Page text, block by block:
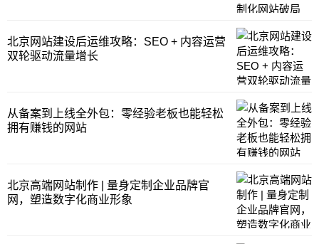
北京网站建设后运维攻略：SEO + 内容运营
双轮驱动流量增长
从备案到上线全外包：零经验老板也能轻松
拥有赚钱的网站
北京高端网站制作 | 量身定制企业品牌官
网，塑造数字化商业形象